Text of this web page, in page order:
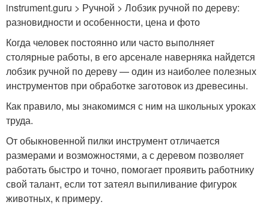
instrument.guru > Ручной > Лобзик ручной по дереву:
разновидности и особенности, цена и фото
Когда человек постоянно или часто выполняет
столярные работы, в его арсенале наверняка найдется
лобзик ручной по дереву — один из наиболее полезных
инструментов при обработке заготовок из древесины.
Как правило, мы знакомимся с ним на школьных уроках
труда.
От обыкновенной пилки инструмент отличается
размерами и возможностями, а с деревом позволяет
работать быстро и точно, помогает проявить работнику
свой талант, если тот затеял выпиливание фигурок
животных, к примеру.